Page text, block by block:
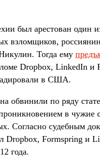
был арестован один
взломщиков,
Тогда ему
Dropbox, LinkedIn и
в США.
обвинили по ряду
в чужие
Согласно судебным
Dropbox, Formspring и
года.